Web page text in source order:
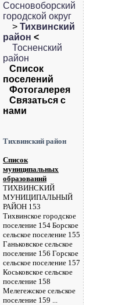
Сосновоборский
городской округ
> Тихвинский
район <
Тосненский
район
Список
поселений
Фотогалерея
Связаться с
нами
Тихвинский район
Список
муниципальных
образований
ТИХВИНСКИЙ
МУНИЦИПАЛЬНЫЙ
РАЙОН 153
Тихвинское городское
поселение 154 Борское
сельское поселение 155
Ганьковское сельское
поселение 156 Горское
сельское поселение 157
Коськовское сельское
поселение 158
Мелегежское сельское
поселение 159 ...